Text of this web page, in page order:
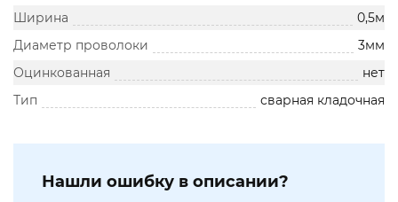
Ширина
0,5м
Диаметр проволоки
3мм
Оцинкованная
нет
Тип
сварная кладочная
Нашли ошибку в описании?